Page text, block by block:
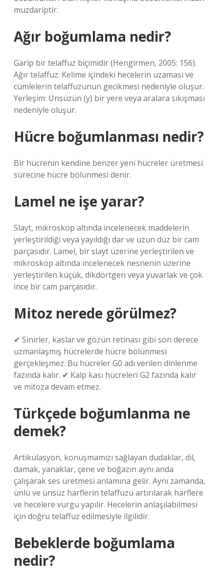
muzdariptir.
Ağır boğumlama nedir?
Garip bir telaffuz biçimidir (Hengirmen, 2005: 156).
Ağır telaffuz: Kelime içindeki hecelerin uzaması ve
cümlelerin telaffuzunun gecikmesi nedeniyle oluşur.
Yerleşim: Ünsüzün (y) bir yere veya aralara sıkışması
nedeniyle oluşur.
Hücre boğumlanması nedir?
Bir hücrenin kendine benzer yeni hücreler üretmesi
sürecine hücre bölünmesi denir.
Lamel ne işe yarar?
Slayt, mikroskop altında incelenecek maddelerin
yerleştirildiği veya yayıldığı dar ve uzun düz bir cam
parçasıdır. Lamel, bir slayt üzerine yerleştirilen ve
mikroskop altında incelenecek nesnenin üzerine
yerleştirilen küçük, dikdörtgen veya yuvarlak ve çok
ince bir cam parçasıdır.
Mitoz nerede görülmez?
✔ Sinirler, kaslar ve gözün retinası gibi son derece
uzmanlaşmış hücrelerde hücre bölünmesi
gerçekleşmez. Bu hücreler G0 adı verilen dinlenme
fazında kalır. ✔ Kalp kası hücreleri G2 fazında kalır
ve mitoza devam etmez.
Türkçede boğumlanma ne
demek?
Artikülasyon, konuşmamızı sağlayan dudaklar, dil,
damak, yanaklar, çene ve boğazın aynı anda
çalışarak ses üretmesi anlamına gelir. Aynı zamanda,
ünlü ve ünsüz harflerin telaffuzu artırılarak harflere
ve hecelere vurgu yapılır. Hecelerin anlaşılabilmesi
için doğru telaffuz edilmesiyle ilgilidir.
Bebeklerde boğumlama
nedir?